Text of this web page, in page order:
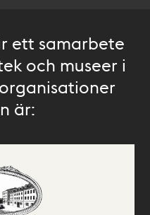
ett samarbete
och museer i
är: